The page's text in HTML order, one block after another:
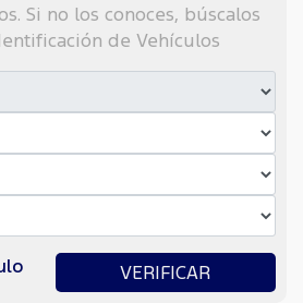
Si no los conoces, búscalos
de Vehículos
VERIFICAR